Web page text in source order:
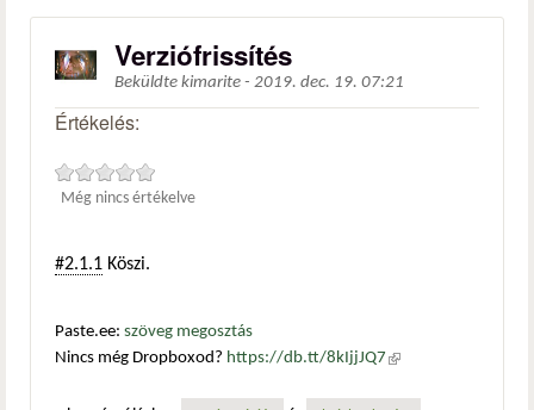
Verziófrissítés
Beküldte kimarite - 2019. dec. 19. 07:21
Értékelés:
Még nincs értékelve
#2.1.1 Köszi.
Paste.ee: szöveg megosztás
Nincs még Dropboxod? https://db.tt/8kIjjJQ7 (külső